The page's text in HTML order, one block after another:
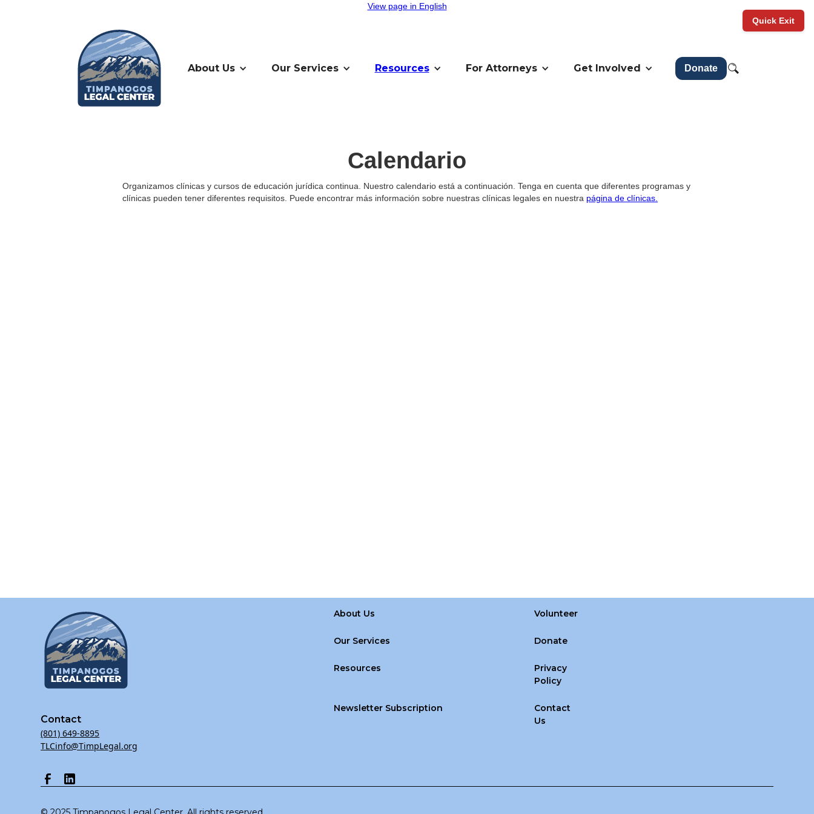
View page in English
About Us Our Services Resources For Attorneys Get Involved Donate
Calendario
Organizamos clínicas y cursos de educación jurídica continua. Nuestro calendario está a continuación. Tenga en cuenta que diferentes programas y
clínicas pueden tener diferentes requisitos. Puede encontrar más información sobre nuestras clínicas legales en nuestra página de clínicas.
Contact
(801) 649-8895
TLCinfo@TimpLegal.org
About Us Volunteer
Our Services Donate
Resources
Privacy
Policy
Newsletter Subscription
Contact
Us
Quick Exit